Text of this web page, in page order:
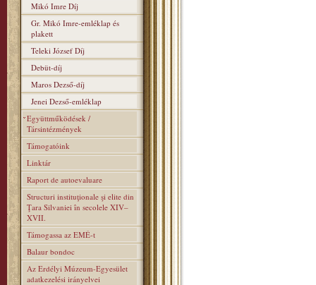
Mikó Imre Díj
Gr. Mikó Imre-emléklap és
plakett
Teleki József Díj
Debüt-díj
Maros Dezső-díj
Jenei Dezső-emléklap
Együttműködések /
Társintézmények
Támogatóink
Linktár
Raport de autoevaluare
Structuri instituţionale şi elite din
Ţara Silvaniei în secolele XIV–
XVII.
Támogassa az EMÉ-t
Balaur bondoc
Az Erdélyi Múzeum-Egyesület
adatkezelési irányelvei